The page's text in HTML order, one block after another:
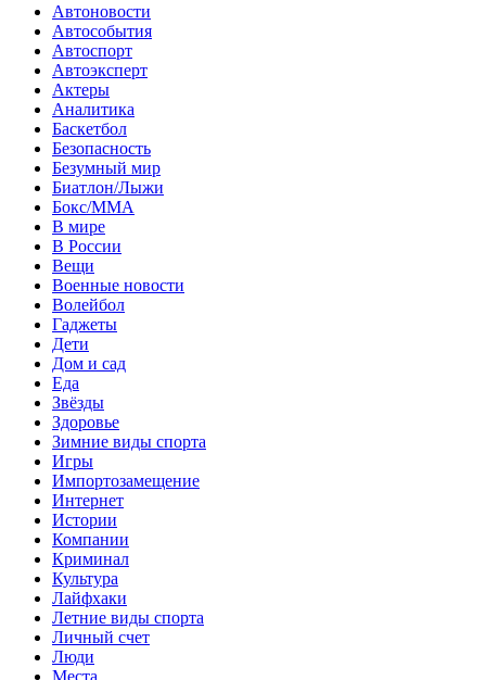
Автоновости
Автособытия
Автоспорт
Автоэксперт
Актеры
Аналитика
Баскетбол
Безопасность
Безумный мир
Биатлон/Лыжи
Бокс/MMA
В мире
В России
Вещи
Военные новости
Волейбол
Гаджеты
Дети
Дом и сад
Еда
Звёзды
Здоровье
Зимние виды спорта
Игры
Импортозамещение
Интернет
Истории
Компании
Криминал
Культура
Лайфхаки
Летние виды спорта
Личный счет
Люди
Места